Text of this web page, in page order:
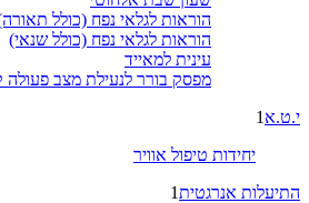
הוראות לגלאי נפח (כולל
הוראות לגלאי נפח (כולל שנאי)
עינית למאייד
מפסק בורר לנעילת מצב פעולה
י.ט.א 1
יחידות טיפול אוויר
התיעלות אנרגטית1